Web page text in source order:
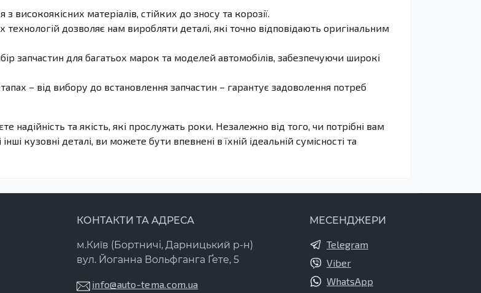
з високоякісних матеріалів, стійких до зносу та корозії.
дозволяє нам виробляти деталі, які точно відповідають оригінальним
запчастин для багатьох марок та моделей автомобілів, забезпечуючи широкі
– від вибору до встановлення запчастин – гарантує задоволення потреб
надійність та якість, які прослужать роки. Незалежно від того, чи потрібні вам
кузовні деталі, ви можете бути впевнені в їхній ідеальній сумісності та
КОНТАКТИ ТА АДРЕСА
м.Київ (Бортничі, Дарницький р-н)
вул. Йоганна Вольфганга Ґете, 5
info@auto-tema.com.ua
МЕСЕНДЖЕРИ
Telegram
Viber
WhatsApp